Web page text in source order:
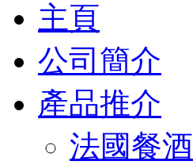
主頁
公司簡介
產品推介
法國餐酒